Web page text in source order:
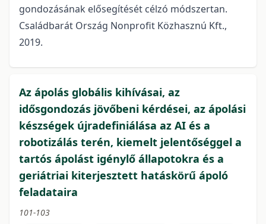
gondozásának elősegítését célzó módszertan.
Családbarát Ország Nonprofit Közhasznú Kft.,
2019.
Az ápolás globális kihívásai, az
idősgondozás jövőbeni kérdései, az ápolási
készségek újradefiniálása az AI és a
robotizálás terén, kiemelt jelentőséggel a
tartós ápolást igénylő állapotokra és a
geriátriai kiterjesztett hatáskörű ápoló
feladataira
101-103